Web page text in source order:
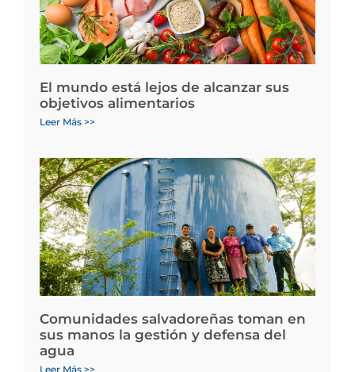
El mundo está lejos de alcanzar sus
objetivos alimentarios
Leer Más >>
Comunidades salvadoreñas toman en
sus manos la gestión y defensa del
agua
Leer Más >>